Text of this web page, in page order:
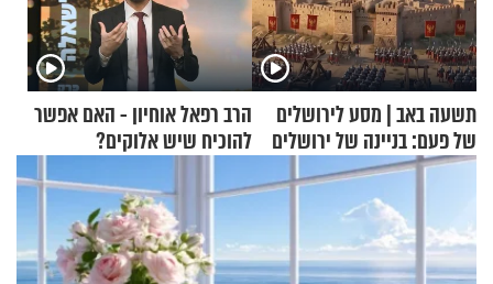
תשעה באב | מסע לירושלים
של פעם: בניינה של ירושלים
הרב רפאל אוחיון - האם אפשר
להוכיח שיש אלוקים?